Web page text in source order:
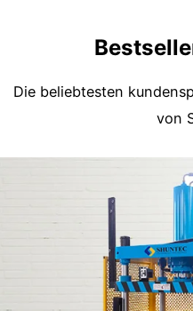
Die beliebtesten
von